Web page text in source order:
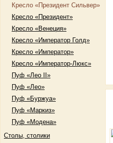
Кресло «Президент Сильвер»
Кресло «Президент»
Кресло «Венеция»
Кресло «Император Голд»
Кресло «Император»
Кресло «Император-Люкс»
Пуф «Лео II»
Пуф «Лео»
Пуф «Буржуа»
Пуф «Маркиз»
Пуф «Модена»
Столы, столики